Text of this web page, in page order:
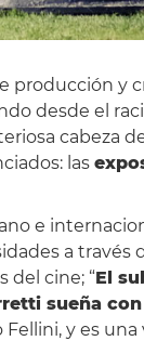
producción y
desde el
cabeza
las
e
a través
del cine; “El
sueña
y es